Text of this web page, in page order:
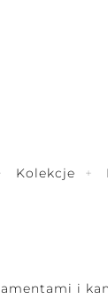
Kolekcje
i